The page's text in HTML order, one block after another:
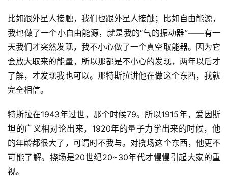
比如跟外星人接触，我们也跟外星人接触；比如自由能源，
我也做了一个小自由能源，就是我的“气的振动器”——有一
天我们才突然发现，我不小心做了一个真空取能器。因为它
会放大取来的能量，所以那都是不小心的发现，两年以后才
了解，才发现我也可以。那特斯拉讲他在做这个东西，我就
完全相信。
特斯拉在1943年过世，那个时候79。所以1915年，爱因斯
坦的广义相对论出来，1920年的量子力学出来的时候，他
的年龄都很大了，可谓时不我与。对挠场这个东西，他更不
可能了解。挠场是20世纪20~30年代才慢慢引起大家的重
视。